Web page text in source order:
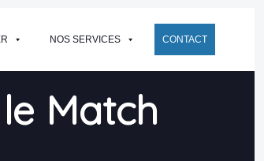
NOS SERVICES CONTACT
Match